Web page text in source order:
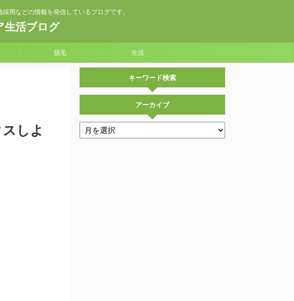
用などの情報を発信しているブログです。
活ブログ
脱毛 生活
しよ
キーワード検索
アーカイブ